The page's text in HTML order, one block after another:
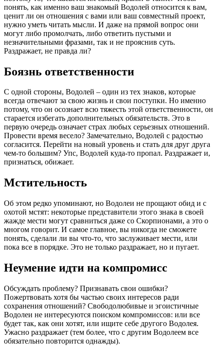
понять, как именно ваш знакомый Водолей относится к вам,
ценит ли он отношения с вами или ваш совместный проект,
нужно уметь читать мысли. И даже на прямой вопрос они
могут либо промолчать, либо ответить пустыми и
незначительными фразами, так и не прояснив суть.
Раздражает, не правда ли?
Боязнь ответственности
С одной стороны, Водолей – один из тех знаков, которые
всегда отвечают за свою жизнь и свои поступки. Но именно
потому, что он осознает всю тяжесть этой ответственности, он
старается избегать дополнительных обязательств. Это в
первую очередь означает страх любых серьезных отношений.
Провести время весело? Замечательно, Водолей с радостью
согласится. Перейти на новый уровень и стать для друг друга
чем-то большим? Упс, Водолей куда-то пропал. Раздражает и,
признаться, обижает.
Мстительность
Об этом редко упоминают, но Водолеи не прощают обид и с
охотой мстят: некоторые представители этого знака в своей
жажде мести могут сравниться даже со Скорпионами, а это о
многом говорит. И самое главное, вы никогда не сможете
понять, сделали ли вы что-то, что заслуживает мести, или
пока все в порядке. Это не только раздражает, но и пугает.
Неумение идти на компромисс
Обсуждать проблему? Признавать свои ошибки?
Пожертвовать хотя бы частью своих интересов ради
сохранения отношений? Свободолюбивые и эгоистичные
Водолеи не интересуются поиском компромиссов: или все
будет так, как они хотят, или ищите себе другого Водолея.
Ужасно раздражает (тем более, что с другим Водолеем все
обязательно повторится однажды).